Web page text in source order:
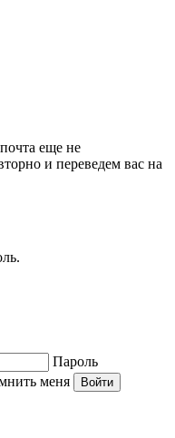
еще не
и переведем вас на
Пароль
меня
Войти